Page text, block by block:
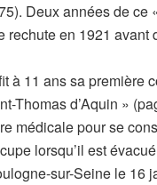
Deux années de ce
rechute en 1921
à 11 ans sa première
Thomas d’Aquin »
médicale pour se
lorsqu’il est
sur-Seine le 16